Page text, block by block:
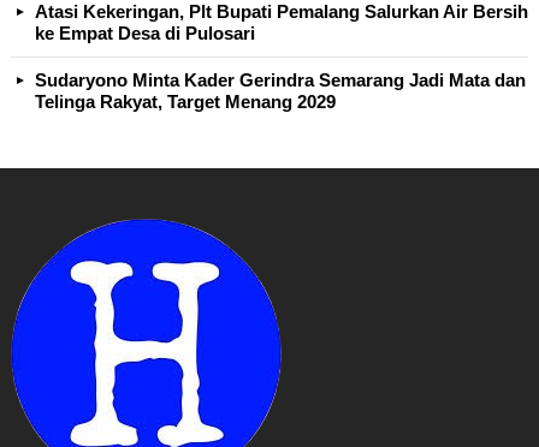
Atasi Kekeringan, Plt Bupati Pemalang Salurkan Air Bersih
ke Empat Desa di Pulosari
Sudaryono Minta Kader Gerindra Semarang Jadi Mata dan
Telinga Rakyat, Target Menang 2029